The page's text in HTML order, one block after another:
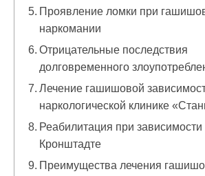
Проявление ломки при
наркомании
Отрицательные последствия
долговременного
Лечение гашишовой
наркологической клинике
Реабилитация при
Кронштадте
Преимущества лечения